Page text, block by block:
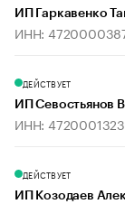
ИП Гаркавенко
ИНН:
ДЕЙСТВУЕТ
ИП Севостьянов
ИНН:
ДЕЙСТВУЕТ
ИП Козодаев